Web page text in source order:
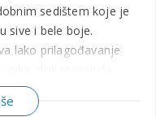
sedištem koje je
sive i bele boje.
lako prilagođavanje
i lakše manevrisanje
prostore, kao i za